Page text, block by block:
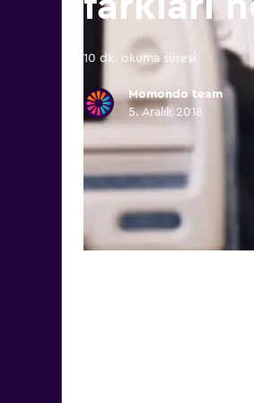
10 dk. okuma süresi
Momondo team
5. Aralık 2018